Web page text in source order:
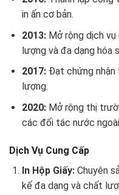
in ấn cơ bản.
2013:Mở rộng dịch vụ
lượng và đa dạng hóa
2017:Đạt chứng nhận
lượng.
2020:Mở rộng thị
các đối tác nước
Dịch Vụ Cung Cấp
In Hộp Giấy:Chuyên
kế đa dạng và chất